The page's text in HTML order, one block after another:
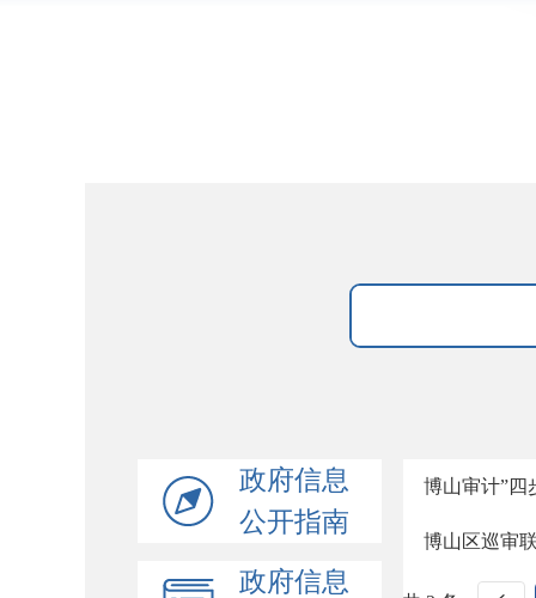
政府信息
公开指南
政府信息
博山审计”四
博山区巡审